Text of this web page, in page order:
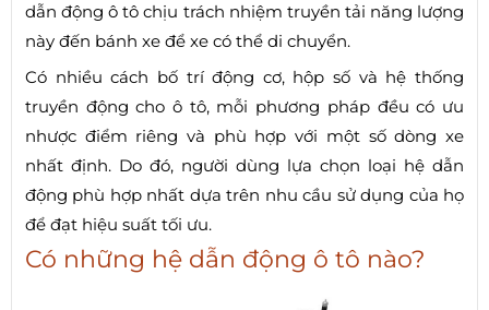
dẫn động ô tô chịu trách nhiệm truyền tải năng lượng
này đến bánh xe để xe có thể di chuyển.
Có nhiều cách bố trí động cơ, hộp số và hệ thống
truyền động cho ô tô, mỗi phương pháp đều có ưu
nhược điểm riêng và phù hợp với một số dòng xe
nhất định. Do đó, người dùng lựa chọn loại hệ dẫn
động phù hợp nhất dựa trên nhu cầu sử dụng của họ
để đạt hiệu suất tối ưu.
Có những hệ dẫn động ô tô nào?